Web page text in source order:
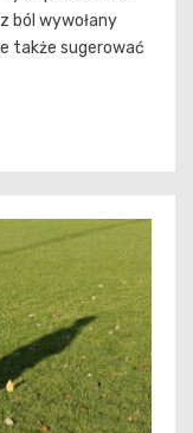
ból wywołany
także sugerować